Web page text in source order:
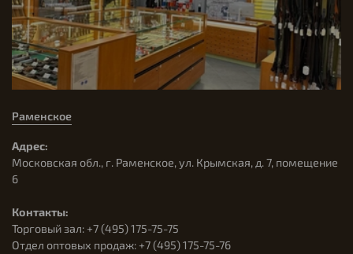
Раменское
Адрес:
Московская обл., г. Раменское, ул. Крымская, д. 7, помещение
6
Контакты:
Торговый зал: +7 (495) 175-75-75
Отдел оптовых продаж: +7 (495) 175-75-76